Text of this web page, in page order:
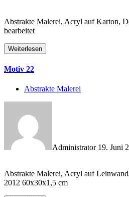
Abstrakte Malerei, Acryl auf Karton,
bearbeitet
Weiterlesen
Motiv 22
Abstrakte Malerei
Administrator 19. Juni
Abstrakte Malerei, Acryl auf
2012 60x30x1,5 cm